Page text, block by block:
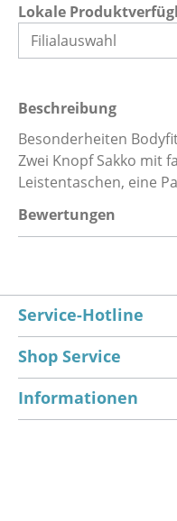
Lokale
Beschreibung
Besonderheiten
Zwei Knopf Sakko mit
Leistentaschen, eine
Bewertungen
Service-Hotline
Shop Service
Informationen